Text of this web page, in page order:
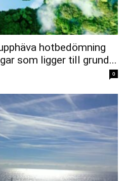
hotbedömning
som ligger till grund...
0